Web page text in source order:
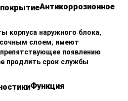
Антикоррозионное
корпуса наружного блока,
слоем, имеют
появлению
продлить срок службы
Функция